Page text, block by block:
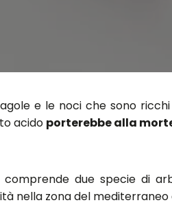
e le noci che sono
acido porterebbe alla
due specie di
nella zona del mediterraneo